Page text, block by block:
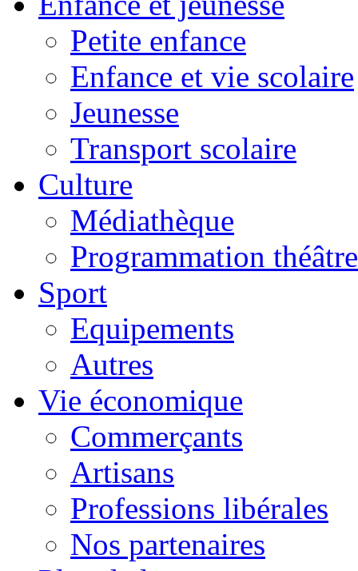
Petite enfance
Enfance et vie scolaire
Jeunesse
Transport scolaire
Culture
Médiathèque
Programmation théâtre
Sport
Equipements
Autres
Vie économique
Commerçants
Artisans
Professions libérales
Nos partenaires